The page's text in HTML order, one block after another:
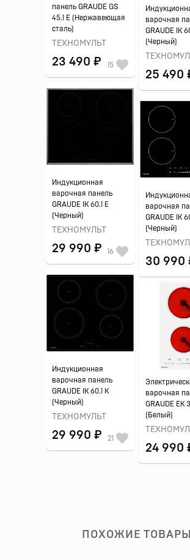
панель GRAUDE GS
45.1 E (Нержавеющая
сталь)
ТЕХНОМУЛЬТ
23 490 ₽ 15
варочная
GRAUDE IK
(Черный)
25 490
Индукционная
варочная панель
GRAUDE IK 60.1 E
(Черный)
ТЕХНОМУЛЬТ
29 990 ₽ 16
варочная
GRAUDE IK
(Черный)
30 990
Индукционная
варочная панель
GRAUDE IK 60.1 K
(Черный)
ТЕХНОМУЛЬТ
29 990 ₽ 21
варочная
GRAUDE EK
(Белый)
24 990
ПОХОЖИЕ ТОВАРЫ